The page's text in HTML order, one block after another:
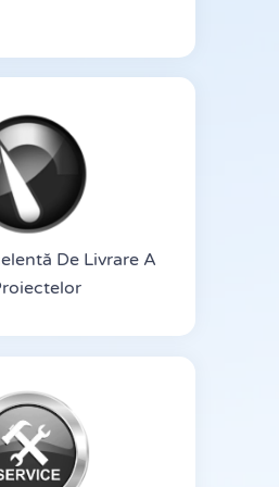
De Livrare A